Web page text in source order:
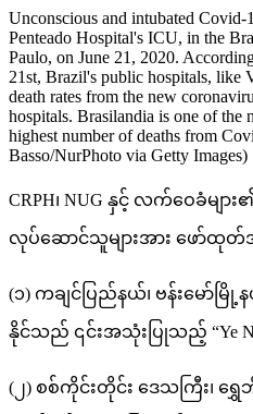
Unconscious and intubated Covid-
Penteado Hospital's ICU, in the
Paulo, on June 21, 2020.
21st, Brazil's public hospitals, like
death rates from the new
hospitals. Brasilandia is one of the
highest number of deaths from
Basso/NurPhoto via Getty Images)
CRPH၊ NUG နှင့် လက်ဝေခံများ
လုပ်ဆောင်သူများအား ဖော်ထု
(၁) ကချင်ပြည်နယ်၊ ဗန်းမော်မ
နိုင်သည် ၎င်းအသုံးပြုသည့် “Ye
(၂) စစ်ကိုင်းတိုင်း ဒေသကြီး၊ ရွှေ